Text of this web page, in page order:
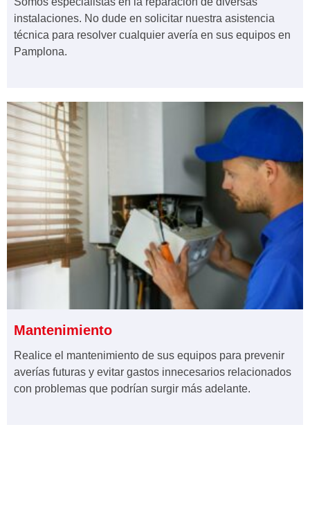
instalaciones. No dude en solicitar nuestra asistencia
técnica para resolver cualquier avería en sus equipos en
Pamplona.
Mantenimiento
Realice el mantenimiento de sus equipos para prevenir
averías futuras y evitar gastos innecesarios relacionados
con problemas que podrían surgir más adelante.